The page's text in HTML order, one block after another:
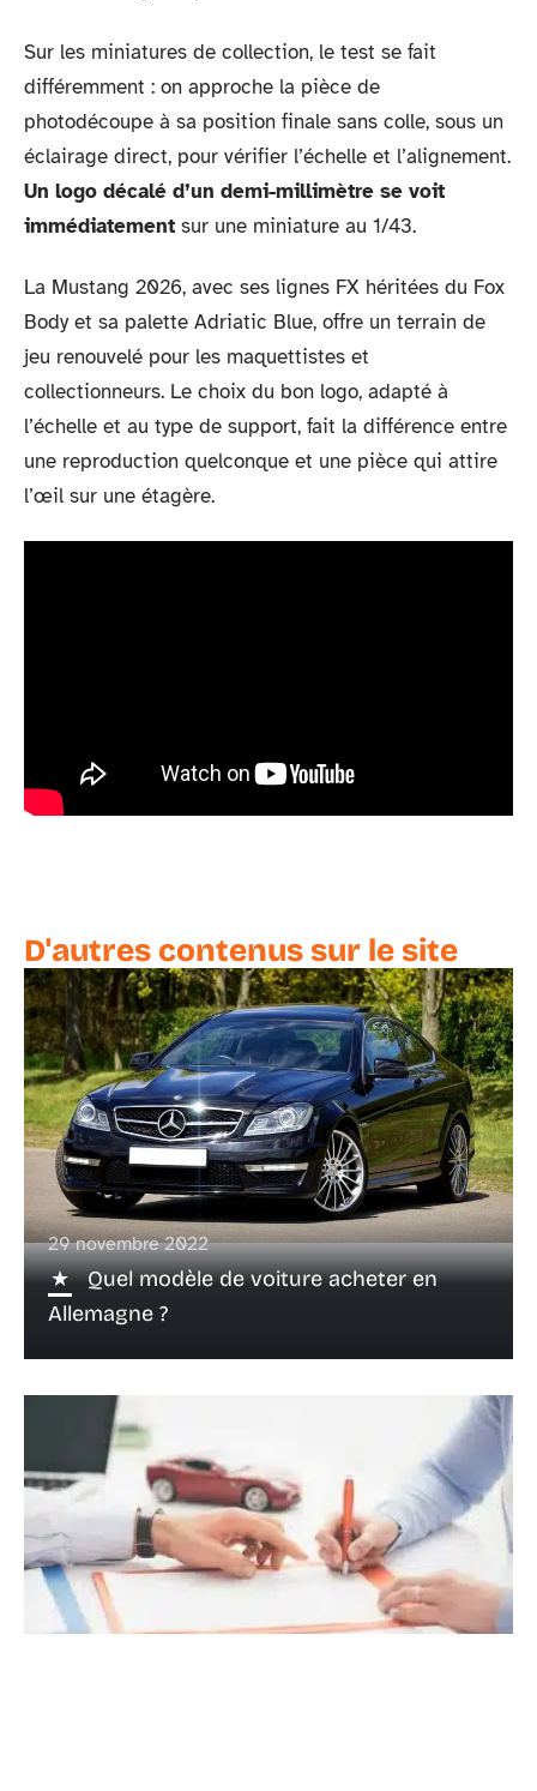
Sur les miniatures de collection, le test se fait
différemment : on approche la pièce de
photodécoupe à sa position finale sans colle, sous un
éclairage direct, pour vérifier l’échelle et l’alignement.
Un logo décalé d’un demi-millimètre se voit
immédiatement sur une miniature au 1/43.
La Mustang 2026, avec ses lignes FX héritées du Fox
Body et sa palette Adriatic Blue, offre un terrain de
jeu renouvelé pour les maquettistes et
collectionneurs. Le choix du bon logo, adapté à
l’échelle et au type de support, fait la différence entre
une reproduction quelconque et une pièce qui attire
l’œil sur une étagère.
D'autres contenus sur le site
29 novembre 2022
Quel modèle de voiture acheter en
Allemagne ?